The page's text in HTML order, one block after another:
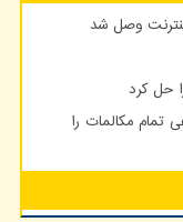
وصل شد
تمام مکالمات را